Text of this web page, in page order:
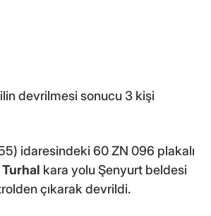
devrilmesi sonucu 3 kişi
idaresindeki 60 ZN 096 plakalı
Turhal kara yolu Şenyurt beldesi
çıkarak devrildi.